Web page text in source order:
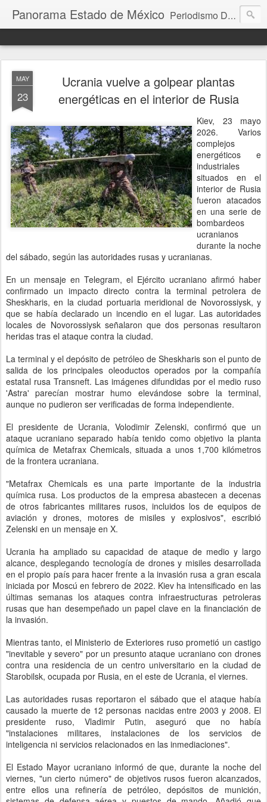
Panorama Estado de México Periodismo Digital
MAY
23
Ucrania vuelve a golpear plantas
energéticas en el interior de Rusia
Kiev, 23 mayo
2026. Varios
complejos
energéticos e
industriales
situados en el
interior de Rusia
fueron atacados
en una serie de
bombardeos
ucranianos
durante la noche
del sábado, según las autoridades rusas y ucranianas.
En un mensaje en Telegram, el Ejército ucraniano afirmó haber
confirmado un impacto directo contra la terminal petrolera de
Sheskharis, en la ciudad portuaria meridional de Novorossiysk, y
que se había declarado un incendio en el lugar. Las autoridades
locales de Novorossiysk señalaron que dos personas resultaron
heridas tras el ataque contra la ciudad.
La terminal y el depósito de petróleo de Sheskharis son el punto de
salida de los principales oleoductos operados por la compañía
estatal rusa Transneft. Las imágenes difundidas por el medio ruso
'Astra' parecían mostrar humo elevándose sobre la terminal,
aunque no pudieron ser verificadas de forma independiente.
El presidente de Ucrania, Volodimir Zelenski, confirmó que un
ataque ucraniano separado había tenido como objetivo la planta
química de Metafrax Chemicals, situada a unos 1,700 kilómetros
de la frontera ucraniana.
"Metafrax Chemicals es una parte importante de la industria
química rusa. Los productos de la empresa abastecen a decenas
de otros fabricantes militares rusos, incluidos los de equipos de
aviación y drones, motores de misiles y explosivos", escribió
Zelenski en un mensaje en X.
Ucrania ha ampliado su capacidad de ataque de medio y largo
alcance, desplegando tecnología de drones y misiles desarrollada
en el propio país para hacer frente a la invasión rusa a gran escala
iniciada por Moscú en febrero de 2022. Kiev ha intensificado en las
últimas semanas los ataques contra infraestructuras petroleras
rusas que han desempeñado un papel clave en la financiación de
la invasión.
Mientras tanto, el Ministerio de Exteriores ruso prometió un castigo
"inevitable y severo" por un presunto ataque ucraniano con drones
contra una residencia de un centro universitario en la ciudad de
Starobilsk, ocupada por Rusia, en el este de Ucrania, el viernes.
Las autoridades rusas reportaron el sábado que el ataque había
causado la muerte de 12 personas nacidas entre 2003 y 2008. El
presidente ruso, Vladimir Putin, aseguró que no había
"instalaciones militares, instalaciones de los servicios de
inteligencia ni servicios relacionados en las inmediaciones".
El Estado Mayor ucraniano informó de que, durante la noche del
viernes, "un cierto número" de objetivos rusos fueron alcanzados,
entre ellos una refinería de petróleo, depósitos de munición,